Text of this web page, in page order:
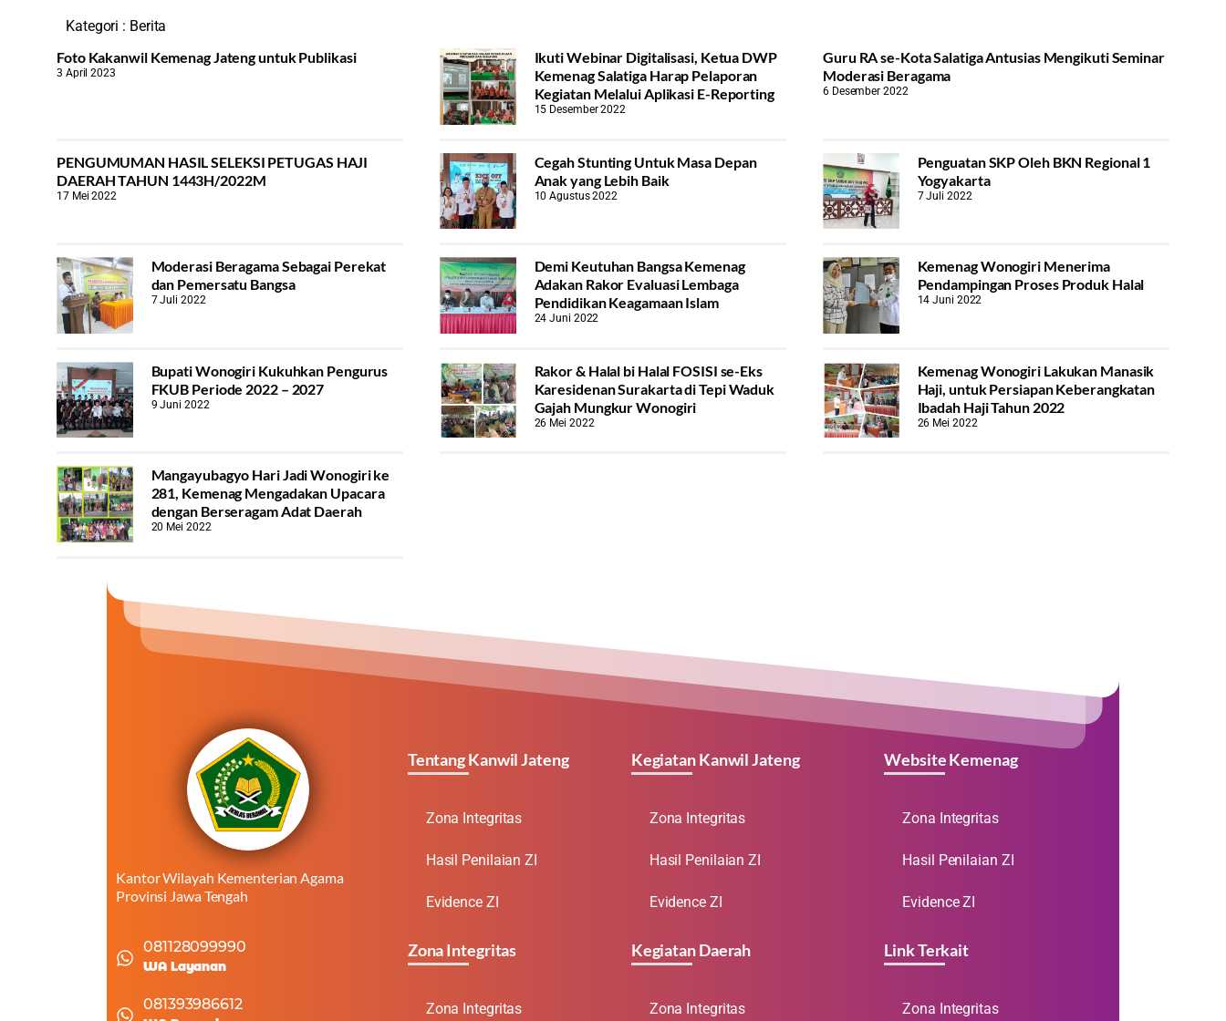
Kategori : Berita
Foto Kakanwil Kemenag Jateng untuk Publikasi
3 April 2023
Ikuti Webinar Digitalisasi, Ketua DWP
Kemenag Salatiga Harap Pelaporan
Kegiatan Melalui Aplikasi E-Reporting
15 Desember 2022
Guru RA se-Kota Salatiga Antusias Mengikuti Seminar
Moderasi Beragama
6 Desember 2022
PENGUMUMAN HASIL SELEKSI PETUGAS HAJI
DAERAH TAHUN 1443H/2022M
17 Mei 2022
Cegah Stunting Untuk Masa Depan
Anak yang Lebih Baik
10 Agustus 2022
Penguatan SKP Oleh BKN Regional 1
Yogyakarta
7 Juli 2022
Moderasi Beragama Sebagai Perekat
dan Pemersatu Bangsa
7 Juli 2022
Demi Keutuhan Bangsa Kemenag
Adakan Rakor Evaluasi Lembaga
Pendidikan Keagamaan Islam
24 Juni 2022
Kemenag Wonogiri Menerima
Pendampingan Proses Produk Halal
14 Juni 2022
Bupati Wonogiri Kukuhkan Pengurus
FKUB Periode 2022 – 2027
9 Juni 2022
Rakor & Halal bi Halal FOSISI se-Eks
Karesidenan Surakarta di Tepi Waduk
Gajah Mungkur Wonogiri
26 Mei 2022
Kemenag Wonogiri Lakukan Manasik
Haji, untuk Persiapan Keberangkatan
Ibadah Haji Tahun 2022
26 Mei 2022
Mangayubagyo Hari Jadi Wonogiri ke
281, Kemenag Mengadakan Upacara
dengan Berseragam Adat Daerah
20 Mei 2022
Kantor Wilayah Kementerian Agama
Provinsi Jawa Tengah
081128099990
WA Layanan
081393986612
Tentang Kanwil Jateng
Zona Integritas
Hasil Penilaian ZI
Evidence ZI
Zona Integritas
Zona Integritas
Kegiatan Kanwil Jateng
Zona Integritas
Hasil Penilaian ZI
Evidence ZI
Kegiatan Daerah
Zona Integritas
Website Kemenag
Zona Integritas
Hasil Penilaian ZI
Evidence ZI
Link Terkait
Zona Integritas